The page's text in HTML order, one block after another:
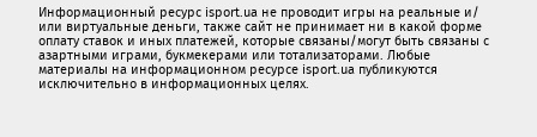
Информационный ресурс isport.ua не проводит игры на реальные и/
или виртуальные деньги, также сайт не принимает ни в какой форме
oплaту ставок и иных платежей, которые связаны/могут быть связаны c
азартными игрaми, букмекерами или тотализаторами. Любые
материалы на информационном ресурсе isport.ua публикуютcя
исключительно в информационных целях.